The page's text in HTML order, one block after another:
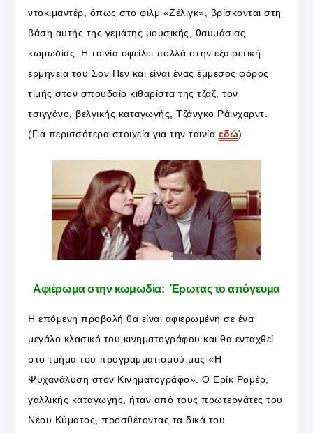
ντοκιμαντέρ, όπως στο φιλμ «Ζέλιγκ», βρίσκονται στη
βάση αυτής της γεμάτης μουσικής, θαυμάσιας
κωμωδίας. Η ταινία οφείλει πολλά στην εξαιρετική
ερμηνεία του Σον Πεν και είναι ένας έμμεσος φόρος
τιμής στον σπουδαίο κιθαρίστα της τζαζ, τον
τσιγγάνο, βελγικής καταγωγής, Τζάνγκο Pάινχαρντ.
(Για περισσότερα στοιχεία για την ταινία εδώ)
Αφιέρωμα στην κωμωδία: Έρωτας το απόγευμα
Η επόμενη προβολή θα είναι αφιερωμένη σε ένα
μεγάλο κλασικό του κινηματογράφου και θα ενταχθεί
στο τμήμα του προγραμματισμού μας «Η
Ψυχανάλυση στον Κινηματογράφο». Ο Ερίκ Ρομέρ,
γαλλικής καταγωγής, ήταν από τους πρωτεργάτες του
Νέου Κύματος, προσθέτοντας τα δικά του